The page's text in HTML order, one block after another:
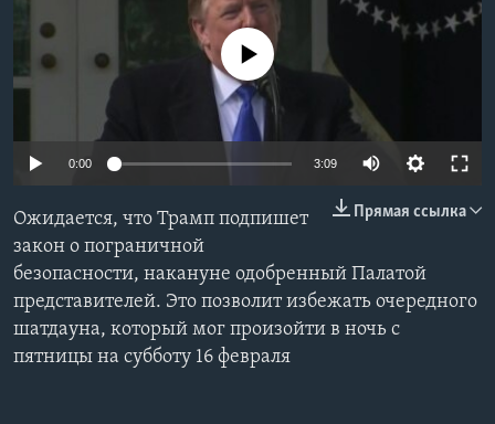
Learning English
СОЦИАЛЬНЫЕ СЕТИ
No media source currently available
0:00 3:09
Прямая ссылка
Ожидается, что Трамп подпишет
закон о пограничной
безопасности, накануне одобренный Палатой
представителей. Это позволит избежать очередного
шатдауна, который мог произойти в ночь с
пятницы на субботу 16 февраля